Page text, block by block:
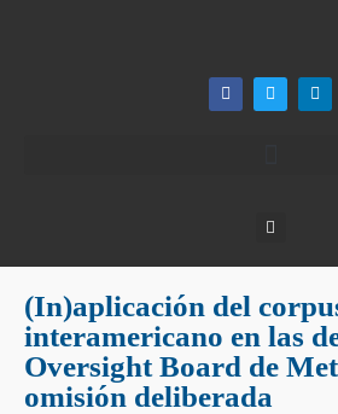
(In)aplicación del
interamericano en las
Oversight Board de
omisión deliberada